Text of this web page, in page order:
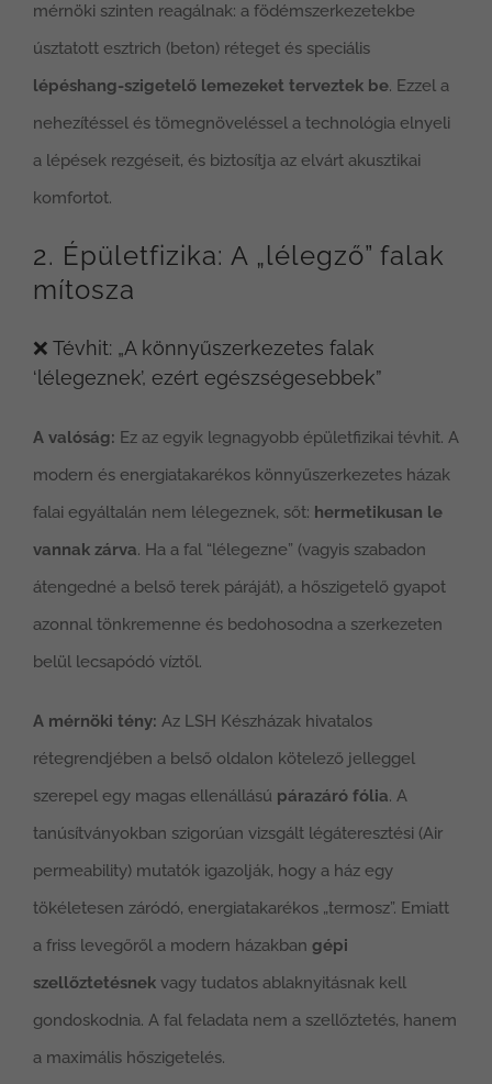
mérnöki szinten reagálnak: a födémszerkezetekbe
úsztatott esztrich (beton) réteget és speciális
lépéshang-szigetelő lemezeket terveztek be. Ezzel a
nehezítéssel és tömegnöveléssel a technológia elnyeli
a lépések rezgéseit, és biztosítja az elvárt akusztikai
komfortot.
2. Épületfizika: A „lélegző” falak
mítosza
❌ Tévhit: „A könnyűszerkezetes falak
‘lélegeznek’, ezért egészségesebbek”
A valóság: Ez az egyik legnagyobb épületfizikai tévhit. A
modern és energiatakarékos könnyűszerkezetes házak
falai egyáltalán nem lélegeznek, sőt: hermetikusan le
vannak zárva. Ha a fal “lélegezne” (vagyis szabadon
átengedné a belső terek páráját), a hőszigetelő gyapot
azonnal tönkremenne és bedohosodna a szerkezeten
belül lecsapódó víztől.
A mérnöki tény: Az LSH Készházak hivatalos
rétegrendjében a belső oldalon kötelező jelleggel
szerepel egy magas ellenállású párazáró fólia. A
tanúsítványokban szigorúan vizsgált légáteresztési (Air
permeability) mutatók igazolják, hogy a ház egy
tökéletesen záródó, energiatakarékos „termosz”. Emiatt
a friss levegőről a modern házakban gépi
szellőztetésnek vagy tudatos ablaknyitásnak kell
gondoskodnia. A fal feladata nem a szellőztetés, hanem
a maximális hőszigetelés.